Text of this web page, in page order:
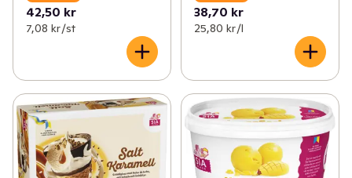
42,50 kr
7,08 kr /st
38,70 kr
25,80 kr /l